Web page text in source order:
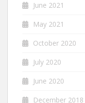
June 2021
May 2021
October 2020
July 2020
June 2020
December 2018